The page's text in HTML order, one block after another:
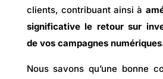
clients, contribuant ainsi à
significative le retour sur
de vos campagnes numériques
Nous savons qu’une bonne